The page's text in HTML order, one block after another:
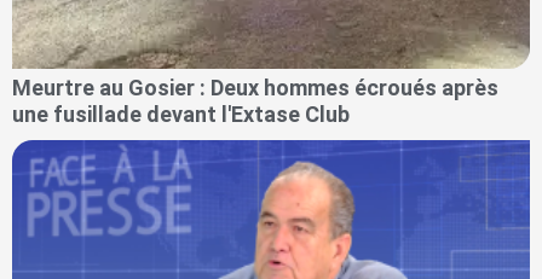
Meurtre au Gosier : Deux hommes écroués après
une fusillade devant l'Extase Club